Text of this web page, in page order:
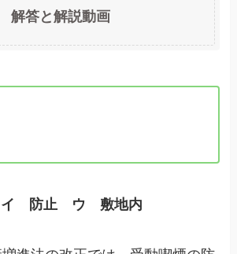
解答と解説動画
防止 ウ 敷地内